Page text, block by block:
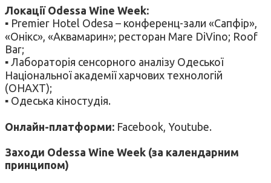
Локації Odessa Wine Week:
▪ Premier Hotel Odesa – конференц-зали «Сапфір»,
«Онікс», «Аквамарин»; ресторан Mare DiVino; Roof
Bar;
▪ Лабораторія сенсорного аналізу Одеської
Національної академії харчових технологій
(ОНАХТ);
▪ Одеська кіностудія.
Онлайн-платформи: Facebook, Youtube.
Заходи Odessa Wine Week (за календарним
принципом)